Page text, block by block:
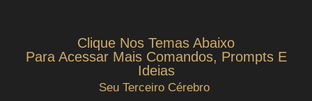
Clique Nos Temas Abaixo
Para Acessar Mais Comandos, Prompts E
Ideias
Seu Terceiro Cérebro